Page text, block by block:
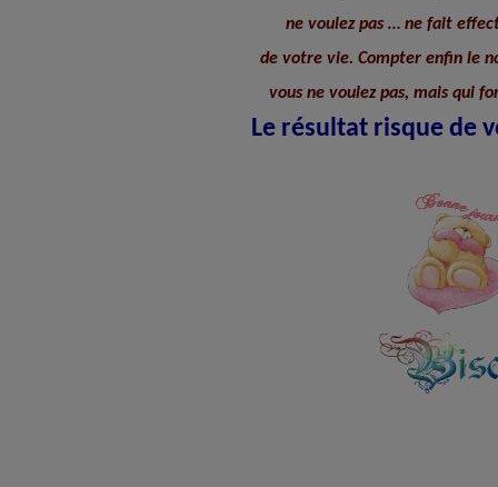
ne voulez pas … ne fait
de votre vie. Compter enfin le
vous ne voulez pas, mais qui
Le résultat risque de